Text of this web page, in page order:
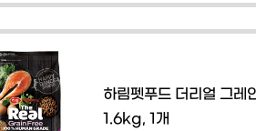
하림펫푸드 더리얼 그레
1.6kg, 1개